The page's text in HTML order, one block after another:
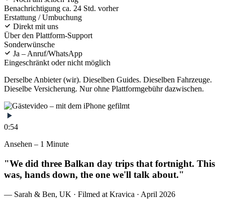
Benachrichtigung ca. 24 Std. vorher
Erstattung / Umbuchung
Direkt mit uns
Über den Plattform-Support
Sonderwünsche
Ja – Anruf/WhatsApp
Eingeschränkt oder nicht möglich
Derselbe Anbieter (wir). Dieselben Guides. Dieselben Fahrzeuge.
Dieselbe Versicherung. Nur ohne Plattformgebühr dazwischen.
0:54
Ansehen – 1 Minute
"We did three Balkan day trips that fortnight. This
was, hands down, the one we'll talk about."
— Sarah & Ben, UK · Filmed at Kravica · April 2026